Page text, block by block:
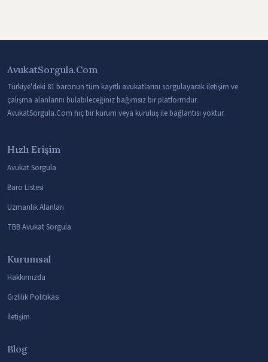
AvukatSorgula.Com
Türkiye'deki 81 baronun tüm kayıtlı avukatlarını sorgulayarak iletişim ve
çalışma alanlarını bulabileceğiniz bağımsız bir platformdur.
AvukatSorgula.Com hiç bir kurum veya kuruluş ile bağlantısı yoktur.
Hızlı Erişim
Avukat Sorgula
Baro Listesi
Uzmanlık Alanları
TBB Avukat Sorgula
Kurumsal
Hakkımızda
Gizlilik Politikası
İletişim
Blog